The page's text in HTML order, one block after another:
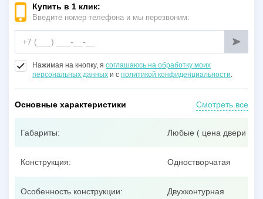
Купить в 1 клик:
Введите номер телефона и мы перезвоним:
Нажимая на кнопку, я соглашаюсь на обработку моих
персональных данных и с политикой конфиденциальности.
Основные характеристики Смотреть все
Габариты: Любые ( цена двери
Конструкция: Одностворчатая
Особенность конструкции: Двухконтурная